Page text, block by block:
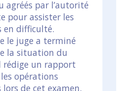
agréés par l’autorité
pour assister les
en difficulté.
le juge a terminé
la situation du
un rapport
opérations
lors de cet examen,